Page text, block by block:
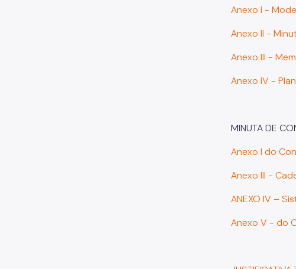
Anexo I -
Anexo II -
Anexo III -
Anexo IV -
MINUTA DE
Anexo I do
Anexo III -
ANEXO IV –
Anexo V - do